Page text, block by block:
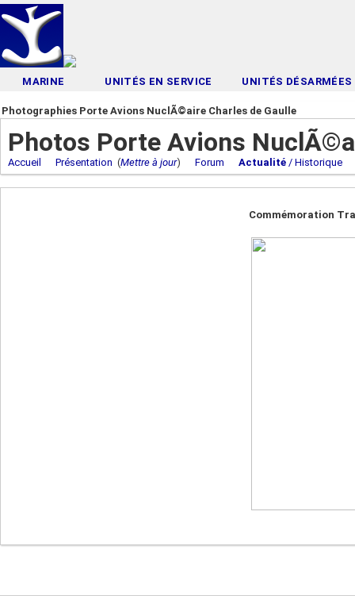
MARINE UNITÉS EN SERVICE UNITÉS DÉSARMÉES
Photographies Porte Avions NuclÃ©aire Charles de Gaulle
Photos Porte Avions
Accueil Présentation (Mettre à jour) Forum Actualité / Historique
Commémoration